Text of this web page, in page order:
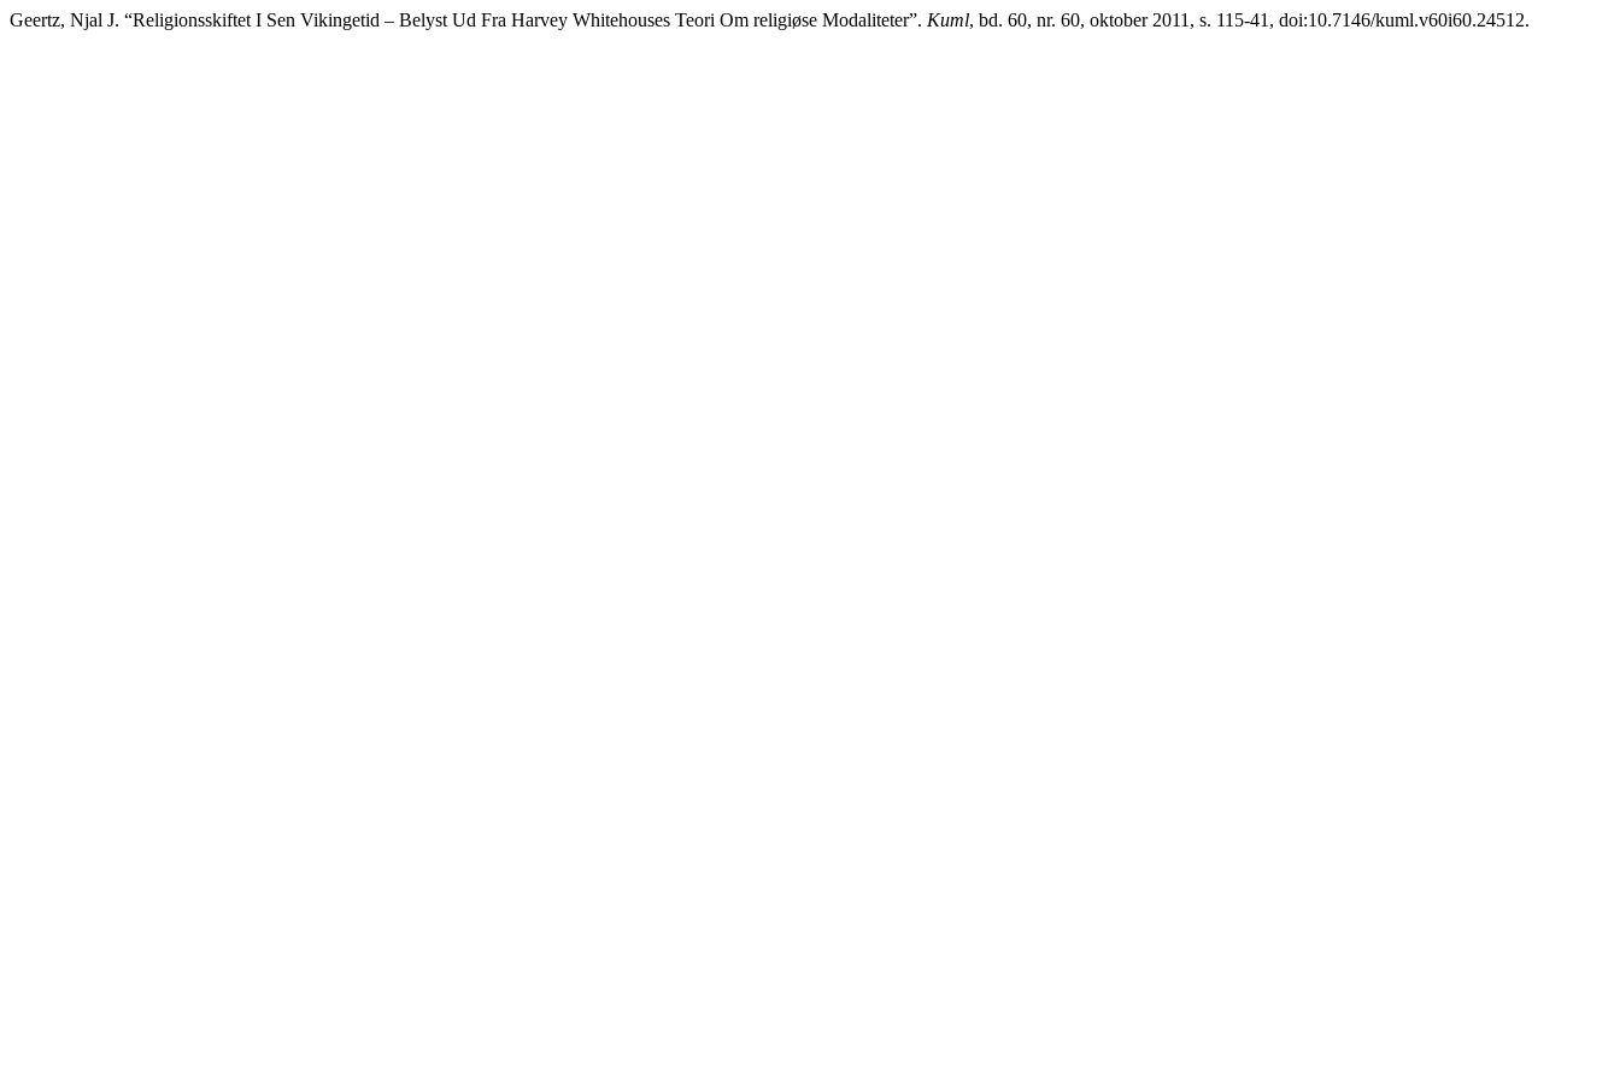
Geertz, Njal J. “Religionsskiftet I Sen Vikingetid – Belyst Ud Fra Harvey Whitehouses Teori Om religiøse Modaliteter”. Kuml, bd. 60, nr. 60, oktober 2011, s. 115-41, doi:10.7146/kuml.v60i60.24512.